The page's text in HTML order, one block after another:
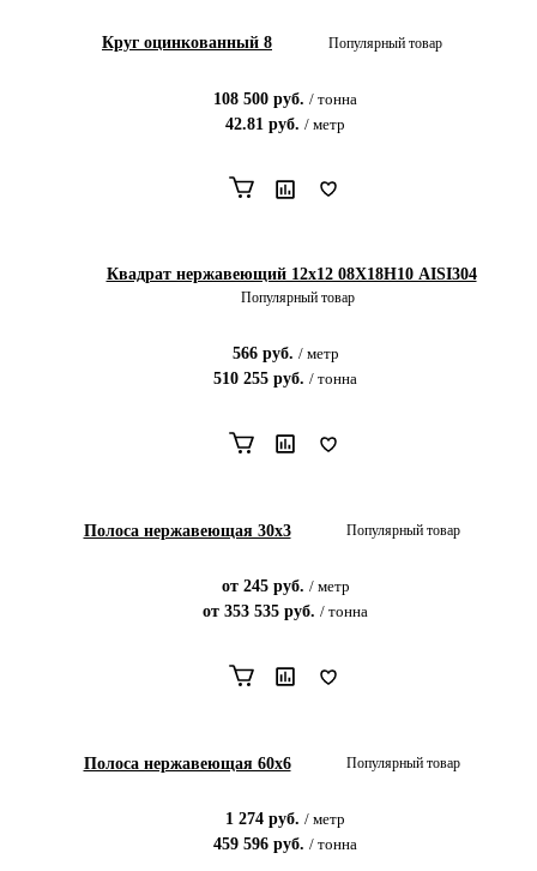
Круг оцинкованный 8 Популярный товар
108 500 руб. / тонна
42.81 руб. / метр
Квадрат нержавеющий 12х12 08Х18Н10 AISI304
Популярный товар
566руб. / метр
510 255 руб. / тонна
Полоса нержавеющая 30x3 Популярный товар
от 245руб. / метр
от 353 535 руб. / тонна
Полоса нержавеющая 60x6 Популярный товар
1 274 руб. / метр
459 596 руб. / тонна